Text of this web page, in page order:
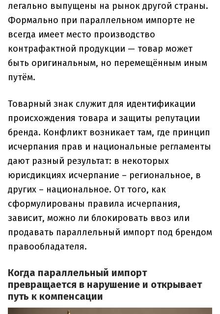
легально выпущены на рынок другой страны.
Формально при параллельном импорте не
всегда имеет место производство
контрафактной продукции — товар может
быть оригинальным, но перемещённым иным
путём.
Товарный знак служит для идентификации
происхождения товара и защиты репутации
бренда. Конфликт возникает там, где принцип
исчерпания прав и национальные регламенты
дают разный результат: в некоторых
юрисдикциях исчерпание – региональное, в
других – национальное. От того, как
сформулированы правила исчерпания,
зависит, можно ли блокировать ввоз или
продавать параллельный импорт под брендом
правообладателя.
Когда параллельный импорт
превращается в нарушение и открывает
путь к компенсации